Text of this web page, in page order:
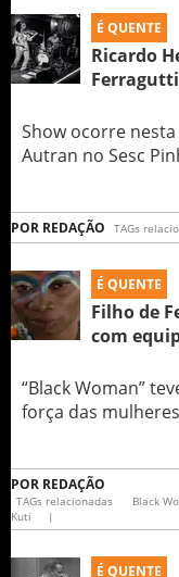
É QUENTE
Ricardo
Ferragutti
Show ocorre
Autran no Sesc
POR REDAÇÃO TAGs
É QUENTE
Filho de
com
“Black Woman”
força das
POR REDAÇÃO
TAGs relacionadas Black
Kuti
|
É QUENTE